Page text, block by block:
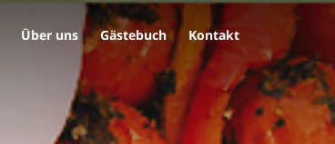
Über uns Gästebuch Kontakt